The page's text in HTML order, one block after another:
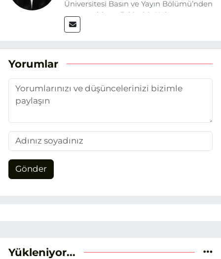
Üniversitesi Basın ve Yayın Bölümü’nden
mezun oldum. Eskişehir Haber
Ajansı’nda (EHA) muhabir ve editör
Yorumlar
Gönder
Yükleniyor...